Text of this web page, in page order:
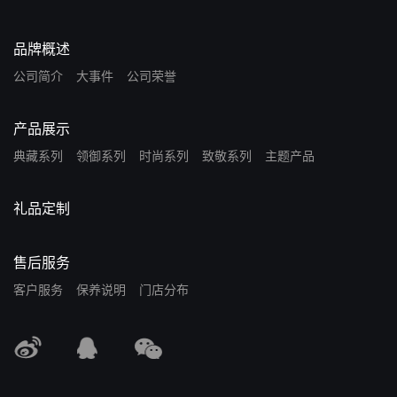
品牌概述
公司简介 大事件 公司荣誉
产品展示
典藏系列 领御系列 时尚系列 致敬系列 主题产品
礼品定制
售后服务
客户服务 保养说明 门店分布